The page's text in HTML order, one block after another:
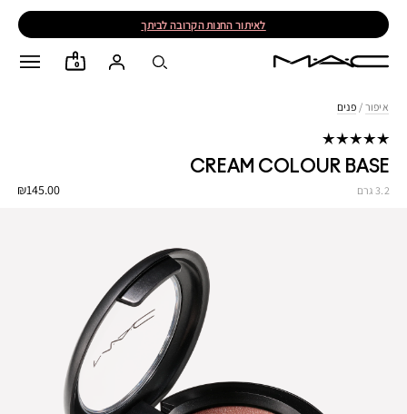
לאיתור החנות הקרובה לביתך
0
איפור / פנים
CREAM COLOUR BASE
₪145.00 3.2 גרם